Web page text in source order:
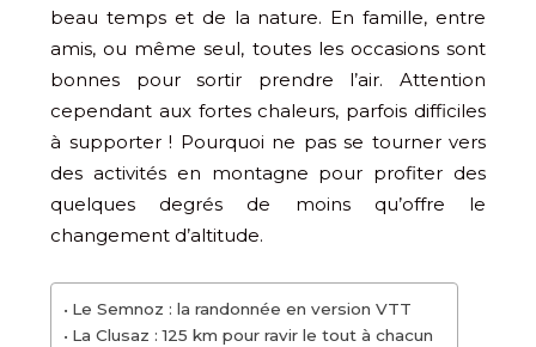
beau temps et de la nature. En famille, entre
amis, ou même seul, toutes les occasions sont
bonnes pour sortir prendre l’air. Attention
cependant aux fortes chaleurs, parfois difficiles
à supporter ! Pourquoi ne pas se tourner vers
des activités en montagne pour profiter des
quelques degrés de moins qu’offre le
changement d’altitude.
Le Semnoz : la randonnée en version VTT
La Clusaz : 125 km pour ravir le tout à chacun